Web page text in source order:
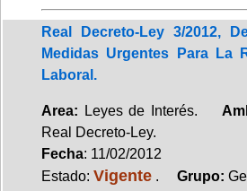
Real Decreto-Ley 3/2012,
Medidas Urgentes Para La
Laboral.
Area: Leyes de Interés.
Real Decreto-Ley.
Fecha: 11/02/2012
Estado: Vigente . Grupo: